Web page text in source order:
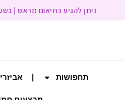
ניתן להגיע בתיאום מראש | בשעות הפעילות 9:00 עד 20:00 ניתן לרכוש
תחפושות